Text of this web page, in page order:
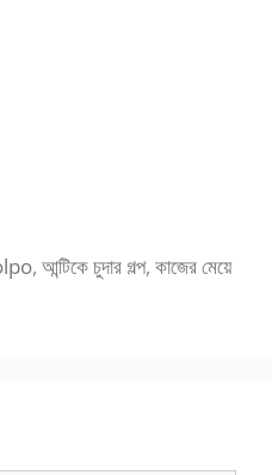
,আন্টিকে চুদার গল্প,কাজের মেয়ে